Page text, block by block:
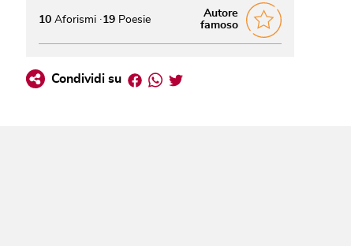
Autore
famoso
10 Aforismi 19 Poesie
Condividi su Facebook
Whatsapp
Twitter